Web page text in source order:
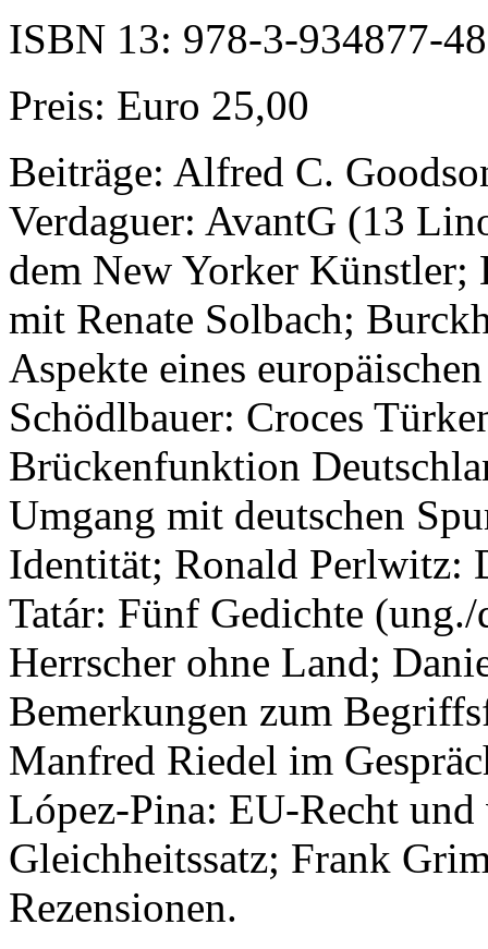
ISBN 13: 978-3-934877-
Preis: Euro 25,00
Beiträge: Alfred C.
Verdaguer: AvantG (13
dem New Yorker
mit Renate Solbach;
Aspekte eines
Schödlbauer: Croces
Brückenfunktion
Umgang mit deutschen
Identität; Ronald Perlwitz:
Tatár: Fünf Gedichte
Herrscher ohne Land;
Bemerkungen zum
Manfred Riedel im
López-Pina: EU-Recht
Gleichheitssatz; Frank
Rezensionen.